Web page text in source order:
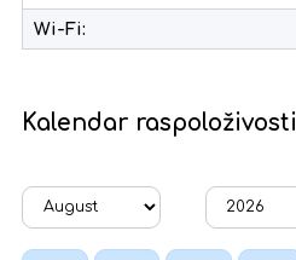
Wi-Fi:
Kalendar raspoloživosti